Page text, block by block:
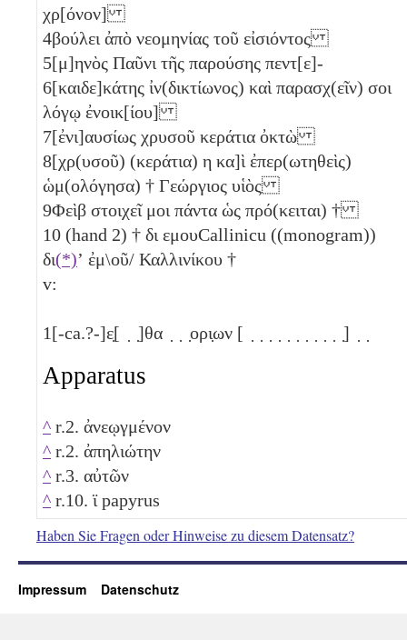
χρ[όνον]
4βούλει ἀπὸ νεομηνίας τοῦ εἰσιόντος
5[μ]ηνὸς Παῦνι τῆς παρούσης πεντ[ε]-
6[καιδε]κάτης ἰν(δικτίωνος) καὶ παρασχ(εῖν) σοι
λόγῳ ἐνοικ[ίου]
7[ἐνι]αυσίως χρυσοῦ κεράτια ὀκτὼ
8[χρ(υσοῦ) (κεράτια) η κα]ὶ ἐπερ(ωτηθεὶς)
ὡμ(ολόγησα) † Γεώργιος υἱὸς
9Φεὶβ στοιχεῖ μοι πάντα ὡς πρό(κειται) †
10 (hand 2) † δι εμουCallinicu ((monogram))
δι(*)ʼ ἐμ\οῦ/ Καλλινίκου †
v:
1[-ca.?-]ε̣[ ̣ ̣]θα ̣ ̣ ̣ορι̣ων [ ̣ ̣ ̣ ̣ ̣ ̣ ̣ ̣ ̣ ̣ ̣] ̣ ̣
Apparatus
^ r.2. ἀνεῳγμένον
^ r.2. ἀπηλιώτην
^ r.3. αὐτῶν
^ r.10. ϊ papyrus
Haben Sie Fragen oder Hinweise zu diesem Datensatz?
Impressum Datenschutz